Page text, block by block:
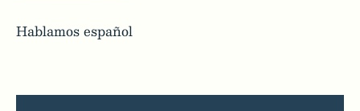
Hablamos español